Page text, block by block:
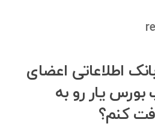
اطلاعاتی اعضای
بورس یار رو به
کنم؟